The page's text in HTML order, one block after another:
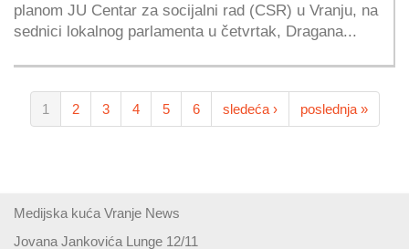
planom JU Centar za socijalni rad (CSR) u Vranju, na
sednici lokalnog parlamenta u četvrtak, Dragana...
1 2 3 4 5 6 sledeća › poslednja »
Medijska kuća Vranje News
Jovana Jankovića Lunge 12/11